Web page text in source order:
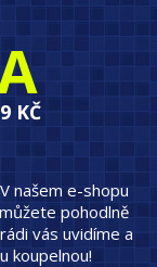
KČ
našem e-shopu
pohodlně
vás uvidíme a
koupelnou!